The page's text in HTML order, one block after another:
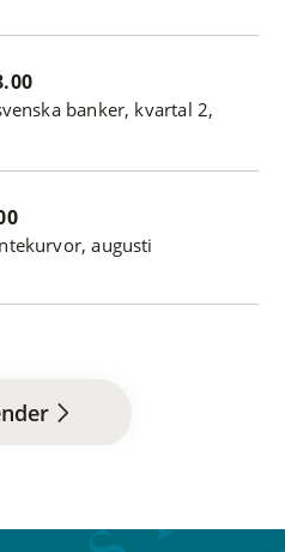
banker, kvartal 2,
augusti